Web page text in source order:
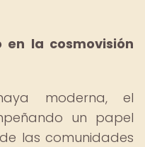
en la cosmovisión
moderna, el
un papel
las comunidades